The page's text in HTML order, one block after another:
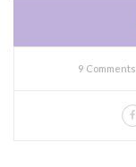
9 Comments